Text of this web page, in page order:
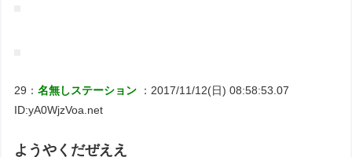
29：名無しステーション
：2017/11/12(日) 08:58:53.07
ID:yA0WjzVoa.net
ようやくだぜええ